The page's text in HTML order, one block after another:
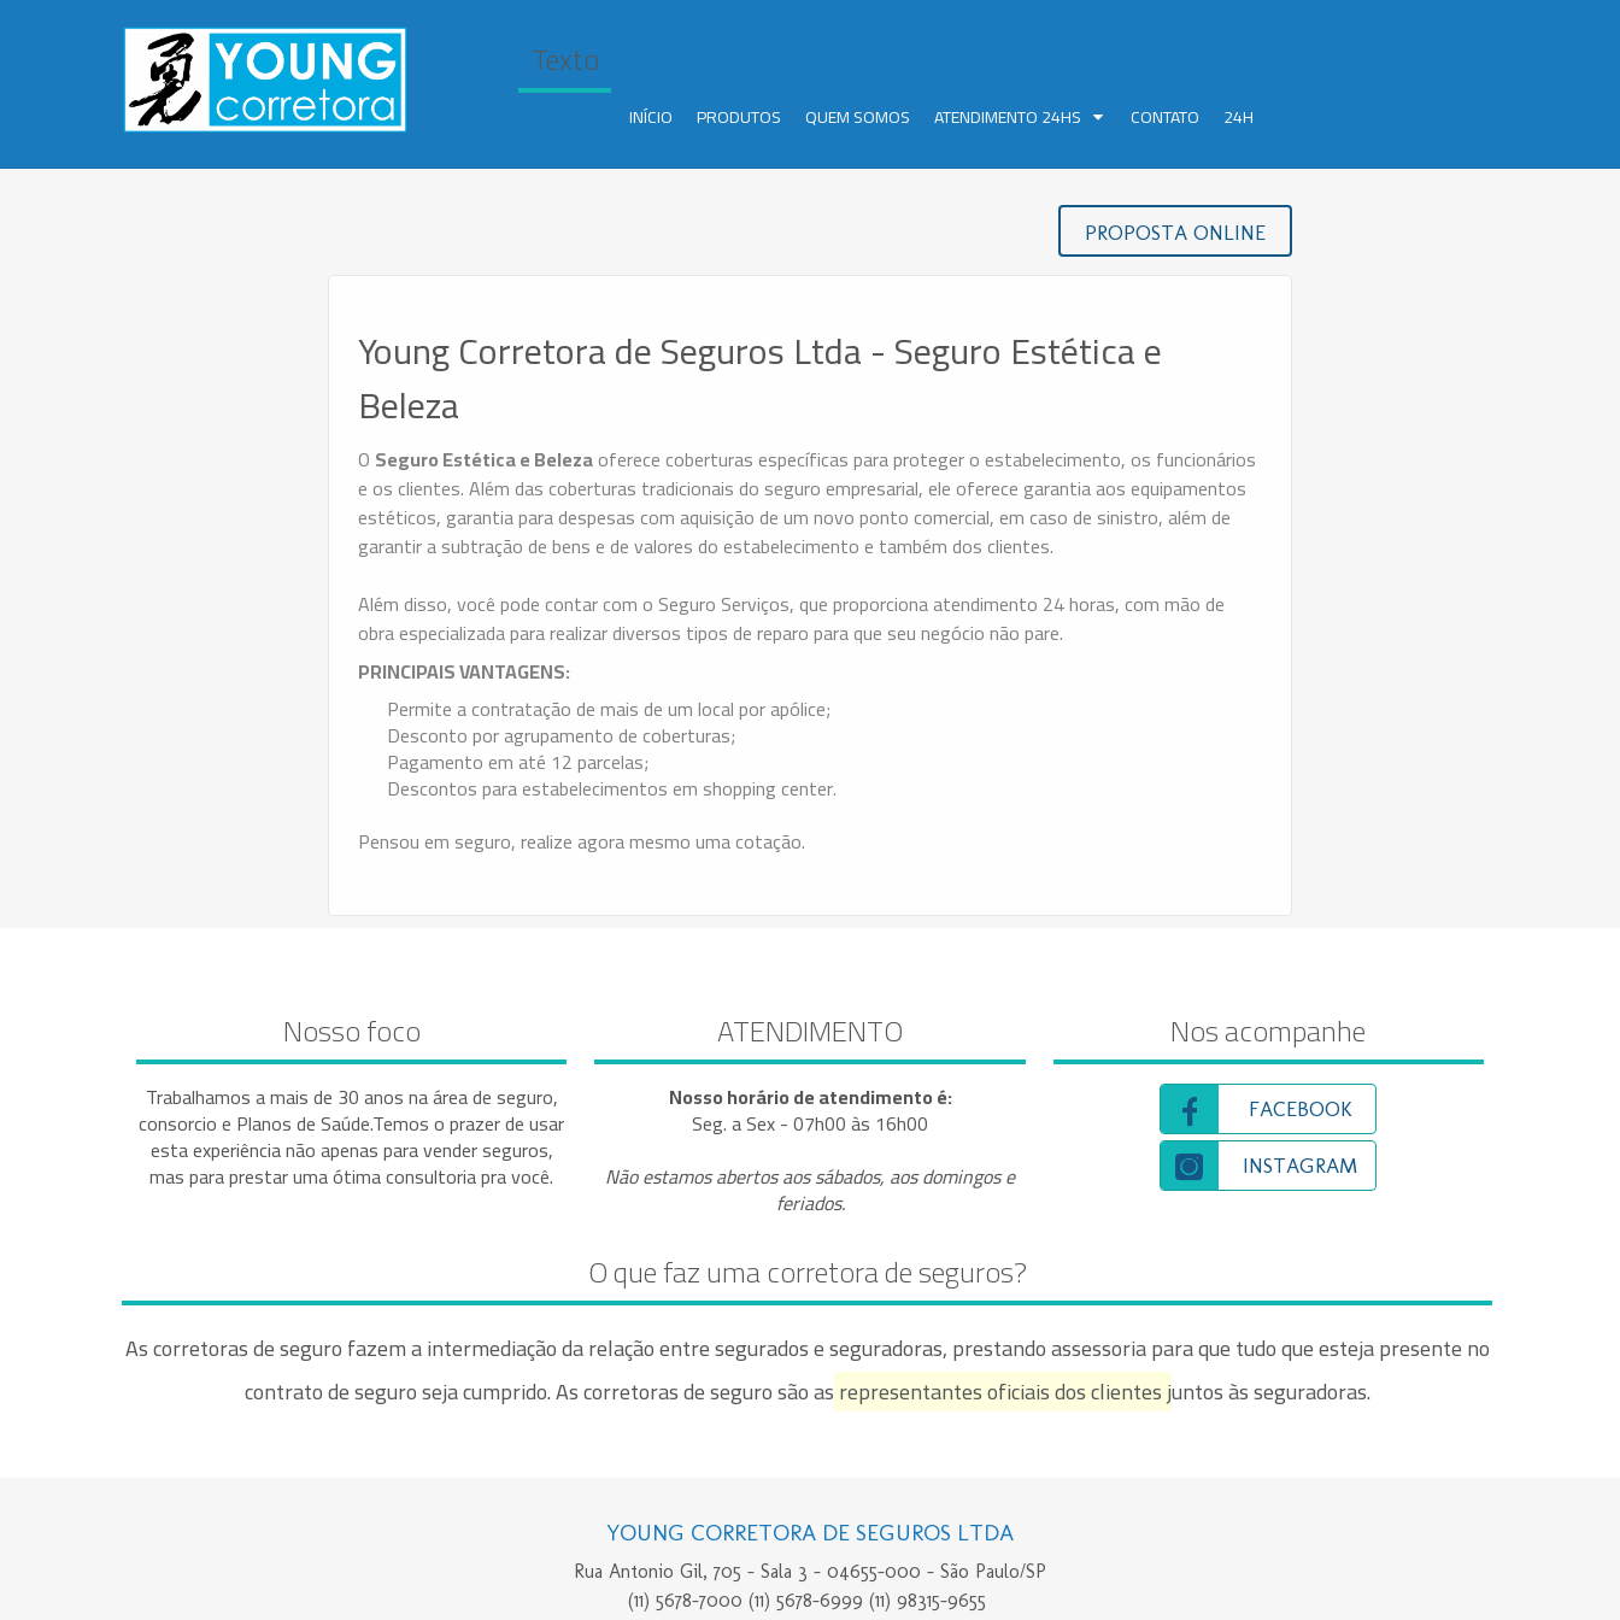
Texto
INÍCIO PRODUTOS QUEM SOMOS ATENDIMENTO 24HS CONTATO 24H
PROPOSTA ONLINE
Young Corretora de Seguros Ltda - Seguro Estética e
Beleza
O Seguro Estética e Belezaoferece coberturas específicas para proteger o estabelecimento, os funcionários
e os clientes. Além das coberturas tradicionais do seguro empresarial, ele oferece garantia aos equipamentos
estéticos, garantia para despesas com aquisição de um novo ponto comercial, em caso de sinistro, além de
garantir a subtração de bens e de valores do estabelecimento e também dos clientes.
Além disso, você pode contar com o Seguro Serviços, que proporciona atendimento 24 horas, com mão de
obra especializada para realizar diversos tipos de reparo para que seu negócio não pare.
PRINCIPAIS VANTAGENS:
Permite a contratação de mais de um local por apólice;
Desconto por agrupamento de coberturas;
Pagamento em até 12 parcelas;
Descontos para estabelecimentos em shopping center.
Pensou em seguro, realize agora mesmo uma cotação.
Nosso foco
Trabalhamos a mais de 30 anos na área de seguro,
consorcio e Planos de Saúde.Temos o prazer de usar
esta experiência não apenas para vender seguros,
mas para prestar uma ótima consultoria pra você.
ATENDIMENTO
Nosso horário de atendimento é:
Seg. a Sex - 07h00 às 16h00
Não estamos abertos aos sábados, aos domingos e
feriados.
Nos acompanhe
FACEBOOK
INSTAGRAM
O que faz uma corretora de seguros?
As corretoras de seguro fazem a intermediação da relação entre segurados e seguradoras, prestando assessoria para que tudo que esteja presente no
contrato de seguro seja cumprido. As corretoras de seguro são asrepresentantes oficiais dos clientes juntos às seguradoras.
YOUNG CORRETORA DE SEGUROS LTDA
Rua Antonio Gil, 705 - Sala 3 - 04655-000 - São Paulo/SP
(11) 5678-7000 (11) 5678-6999 (11) 98315-9655